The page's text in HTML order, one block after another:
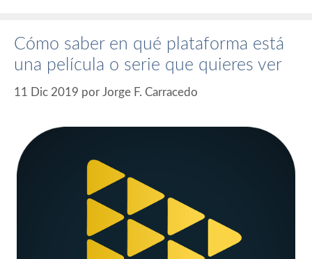
Cómo saber en qué plataforma está
una película o serie que quieres ver
11 Dic 2019 por Jorge F. Carracedo